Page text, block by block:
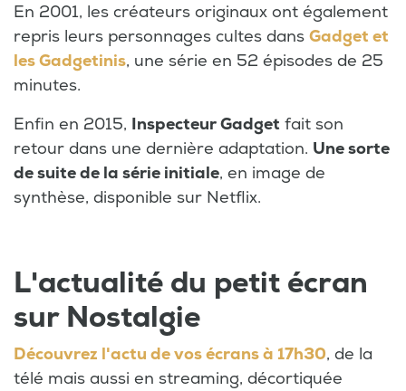
En 2001, les créateurs originaux ont également
repris leurs personnages cultes dans Gadget et
les Gadgetinis, une série en 52 épisodes de 25
minutes.
Enfin en 2015, Inspecteur Gadget fait son
retour dans une dernière adaptation. Une sorte
de suite de la série initiale, en image de
synthèse, disponible sur Netflix.
L'actualité du petit écran
sur Nostalgie
Découvrez l'actu de vos écrans à 17h30, de la
télé mais aussi en streaming, décortiquée